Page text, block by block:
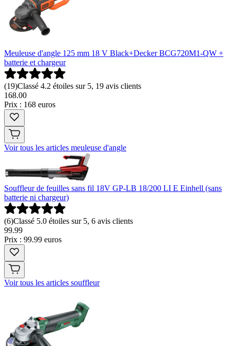
Meuleuse d'angle 125 mm 18 V Black+Decker BCG720M1-QW +
batterie et chargeur
(19)Classé 4.2 étoiles sur 5, 19 avis clients
168.00
Prix : 168 euros
Voir tous les articles meuleuse d'angle
Souffleur de feuilles sans fil 18V GP-LB 18/200 LI E Einhell (sans
batterie ni chargeur)
(6)Classé 5.0 étoiles sur 5, 6 avis clients
99.99
Prix : 99.99 euros
Voir tous les articles souffleur